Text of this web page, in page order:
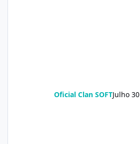
Oficial Clan SOFTJulho 30